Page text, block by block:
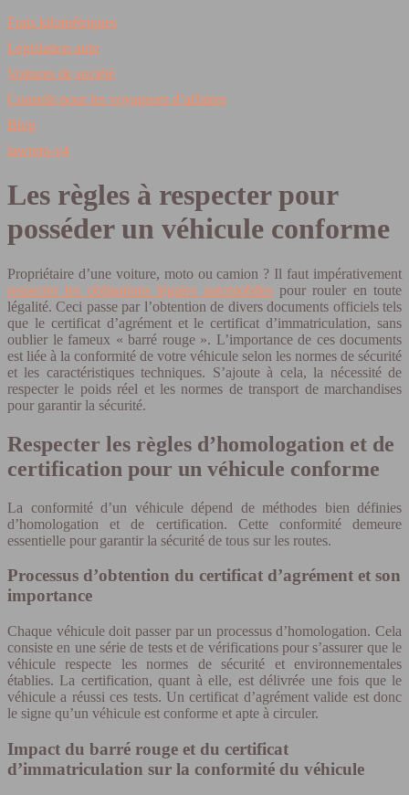
Frais kilométriques
Législation auto
Voitures de société
Conseils pour les voyageurs d’affaires
Blog
lawreto-v4
Les règles à respecter pour
posséder un véhicule conforme
Propriétaire d’une voiture, moto ou camion ? Il faut impérativement
respecter les obligations légales automobilespour rouler en toute
légalité. Ceci passe par l’obtention de divers documents officiels tels
que le certificat d’agrément et le certificat d’immatriculation, sans
oublier le fameux « barré rouge ». L’importance de ces documents
est liée à la conformité de votre véhicule selon les normes de sécurité
et les caractéristiques techniques. S’ajoute à cela, la nécessité de
respecter le poids réel et les normes de transport de marchandises
pour garantir la sécurité.
Respecter les règles d’homologation et de
certification pour un véhicule conforme
La conformité d’un véhicule dépend de méthodes bien définies
d’homologation et de certification. Cette conformité demeure
essentielle pour garantir la sécurité de tous sur les routes.
Processus d’obtention du certificat d’agrément et son
importance
Chaque véhicule doit passer par un processus d’homologation. Cela
consiste en une série de tests et de vérifications pour s’assurer que le
véhicule respecte les normes de sécurité et environnementales
établies. La certification, quant à elle, est délivrée une fois que le
véhicule a réussi ces tests. Un certificat d’agrément valide est donc
le signe qu’un véhicule est conforme et apte à circuler.
Impact du barré rouge et du certificat
d’immatriculation sur la conformité du véhicule